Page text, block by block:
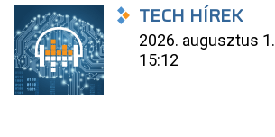
TECH HÍREK
2026. augusztus 1.
15:12